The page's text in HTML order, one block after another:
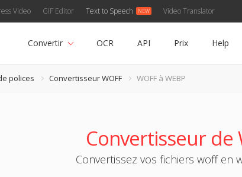
Video GIF Editor Text to Speech Video Translator
Convertir OCR API Prix Help
polices Convertisseur WOFF WOFF à WEBP
Convertisseur de
Convertissez vos fichiers woff en